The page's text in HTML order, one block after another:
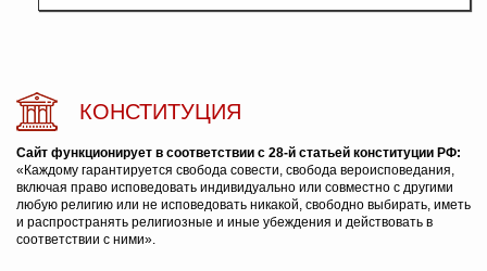
КОНСТИТУЦИЯ
Сайт функционирует в соответствии с 28-й статьей конституции РФ:
«Каждому гарантируется свобода совести, свобода вероисповедания,
включая право исповедовать индивидуально или совместно с другими
любую религию или не исповедовать никакой, свободно выбирать, иметь
и распространять религиозные и иные убеждения и действовать в
соответствии с ними».